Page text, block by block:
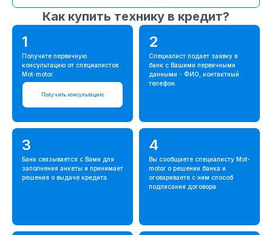
Как купить технику в кредит?
1
Получите первичную
консультацию от специалистов
Mot-motor.
Получить консультацию
2
Специалист подает заявку в
банк с Вашими первичными
данными - ФИО, контактный
телефон.
3
Банк связывается с Вами для
заполнения анкеты и принимает
решение о выдаче кредита.
4
Вы сообщаете специалисту Mot-
motor о решении банка и
оговариваете с ним способ
подписания договора.